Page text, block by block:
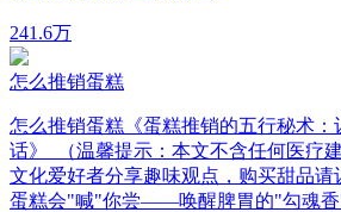
241.6万
怎么推销蛋糕
怎么推销蛋糕《蛋糕推销的五行秘术：
话》 （温馨提示：本文不含任何医疗
文化爱好者分享趣味观点，购买甜品请
蛋糕会"喊"你尝——唤醒脾胃的"勾魂